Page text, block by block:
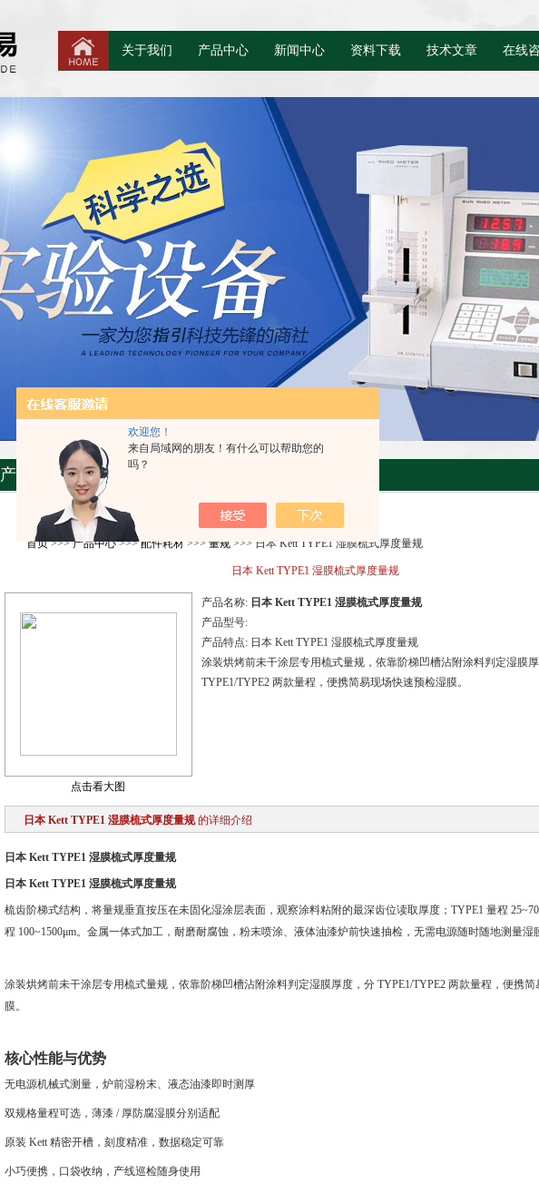
欢迎您！
来自局域网的朋友！有什么可以帮助您的
吗？
关于我们 产品中心 新闻中心 资料下载 技术文章 在线
产品资料
首页>>>产品中心>>>配件耗材 >>> 量规>>> 日本 Kett TYPE1 湿膜梳式厚度量规
日本 Kett TYPE1 湿膜梳式厚度量规
点击看大图
产品名称: 日本 Kett TYPE1 湿膜梳式厚度量规
产品型号:
产品特点: 日本 Kett TYPE1 湿膜梳式厚度量规
涂装烘烤前未干涂层专用梳式量规，依靠阶梯凹槽沾附涂料判定湿膜
TYPE1/TYPE2 两款量程，便携简易现场快速预检湿膜。
日本 Kett TYPE1 湿膜梳式厚度量规 的详细介绍
日本 Kett TYPE1 湿膜梳式厚度量规
日本 Kett TYPE1 湿膜梳式厚度量规
梳齿阶梯式结构，将量规垂直按压在未固化湿涂层表面，观察涂料粘附的最深齿位读取厚度；TYPE1 量程
程 100~1500μm。金属一体式加工，耐磨耐腐蚀，粉末喷涂、液体油漆炉前快速抽检，无需电源随时随地测量湿
涂装烘烤前未干涂层专用梳式量规，依靠阶梯凹槽沾附涂料判定湿膜厚度，分 TYPE1/TYPE2 两款量程，便携
膜。
核心性能与优势
无电源机械式测量，炉前湿粉末、液态油漆即时测厚
双规格量程可选，薄漆 / 厚防腐湿膜分别适配
原装 Kett 精密开槽，刻度精准，数据稳定可靠
小巧便携，口袋收纳，产线巡检随身使用